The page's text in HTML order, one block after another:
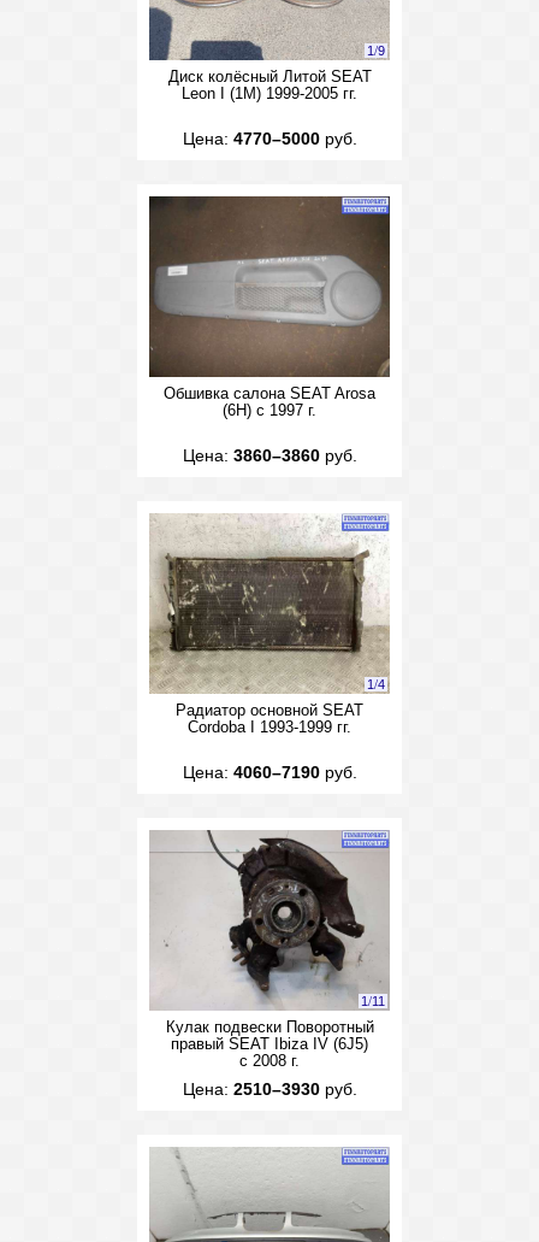
1/9
Диск колёсный Литой SEAT
Leon I (1M) 1999-2005 гг.
Цена: 4770–5000руб.
Обшивка салона SEAT Arosa
(6H) с 1997 г.
Цена: 3860–3860руб.
1/4
Радиатор основной SEAT
Cordoba I 1993-1999 гг.
Цена: 4060–7190руб.
1/11
Кулак подвески Поворотный
правый SEAT Ibiza IV (6J5)
с 2008 г.
Цена: 2510–3930руб.